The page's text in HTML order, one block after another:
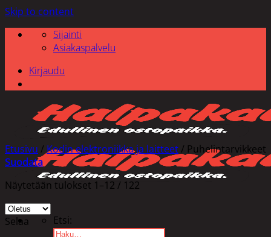
Skip to content
Sijainti
Asiakaspalvelu
Kirjaudu
Etsi:
Etusivu / Kodin elektroniikka ja laitteet / Puhelintarvikkeet
Suodata
Näytetään tulokset 1–12 / 122
Selaa